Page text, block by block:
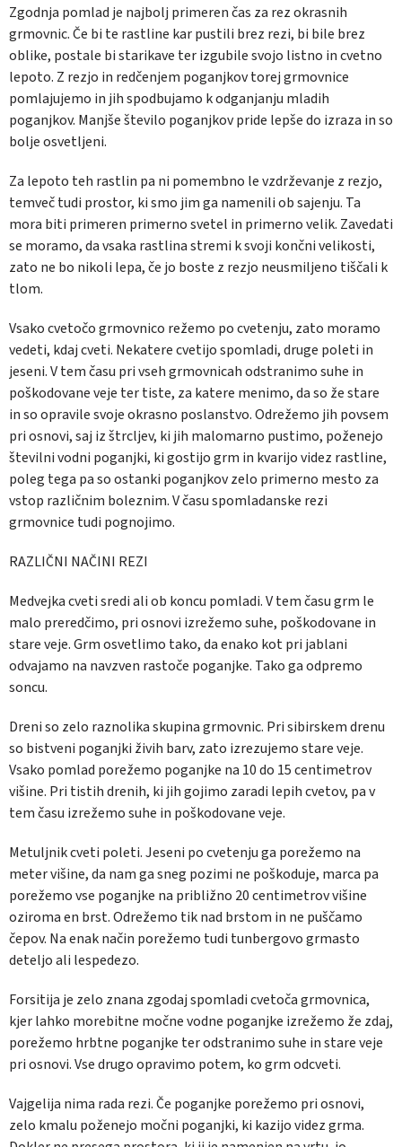
Zgodnja pomlad je najbolj primeren čas za rez okrasnih
grmovnic. Če bi te rastline kar pustili brez rezi, bi bile brez
oblike, postale bi starikave ter izgubile svojo listno in cvetno
lepoto. Z rezjo in redčenjem poganjkov torej grmovnice
pomlajujemo in jih spodbujamo k odganjanju mladih
poganjkov. Manjše število poganjkov pride lepše do izraza in so
bolje osvetljeni.
Za lepoto teh rastlin pa ni pomembno le vzdrževanje z rezjo,
temveč tudi prostor, ki smo jim ga namenili ob sajenju. Ta
mora biti primeren primerno svetel in primerno velik. Zavedati
se moramo, da vsaka rastlina stremi k svoji končni velikosti,
zato ne bo nikoli lepa, če jo boste z rezjo neusmiljeno tiščali k
tlom.
Vsako cvetočo grmovnico režemo po cvetenju, zato moramo
vedeti, kdaj cveti. Nekatere cvetijo spomladi, druge poleti in
jeseni. V tem času pri vseh grmovnicah odstranimo suhe in
poškodovane veje ter tiste, za katere menimo, da so že stare
in so opravile svoje okrasno poslanstvo. Odrežemo jih povsem
pri osnovi, saj iz štrcljev, ki jih malomarno pustimo, poženejo
številni vodni poganjki, ki gostijo grm in kvarijo videz rastline,
poleg tega pa so ostanki poganjkov zelo primerno mesto za
vstop različnim boleznim. V času spomladanske rezi
grmovnice tudi pognojimo.
RAZLIČNI NAČINI REZI
Medvejka cveti sredi ali ob koncu pomladi. V tem času grm le
malo preredčimo, pri osnovi izrežemo suhe, poškodovane in
stare veje. Grm osvetlimo tako, da enako kot pri jablani
odvajamo na navzven rastoče poganjke. Tako ga odpremo
soncu.
Dreni so zelo raznolika skupina grmovnic. Pri sibirskem drenu
so bistveni poganjki živih barv, zato izrezujemo stare veje.
Vsako pomlad porežemo poganjke na 10 do 15 centimetrov
višine. Pri tistih drenih, ki jih gojimo zaradi lepih cvetov, pa v
tem času izrežemo suhe in poškodovane veje.
Metuljnik cveti poleti. Jeseni po cvetenju ga porežemo na
meter višine, da nam ga sneg pozimi ne poškoduje, marca pa
porežemo vse poganjke na približno 20 centimetrov višine
oziroma en brst. Odrežemo tik nad brstom in ne puščamo
čepov. Na enak način porežemo tudi tunbergovo grmasto
deteljo ali lespedezo.
Forsitija je zelo znana zgodaj spomladi cvetoča grmovnica,
kjer lahko morebitne močne vodne poganjke izrežemo že zdaj,
porežemo hrbtne poganjke ter odstranimo suhe in stare veje
pri osnovi. Vse drugo opravimo potem, ko grm odcveti.
Vajgelija nima rada rezi. Če poganjke porežemo pri osnovi,
zelo kmalu poženejo močni poganjki, ki kazijo videz grma.